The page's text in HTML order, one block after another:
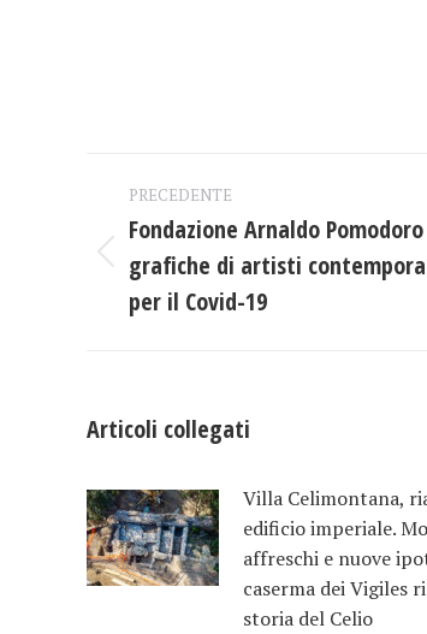
Naviga
tra
PRECEDENTE
Post
precedente:
Fondazione Arnaldo
grafiche di artisti
per il Covid-19
Articoli collegati
Villa Celimontana,
edificio imperiale.
affreschi e nuove
caserma dei Vigiles
storia del Celio